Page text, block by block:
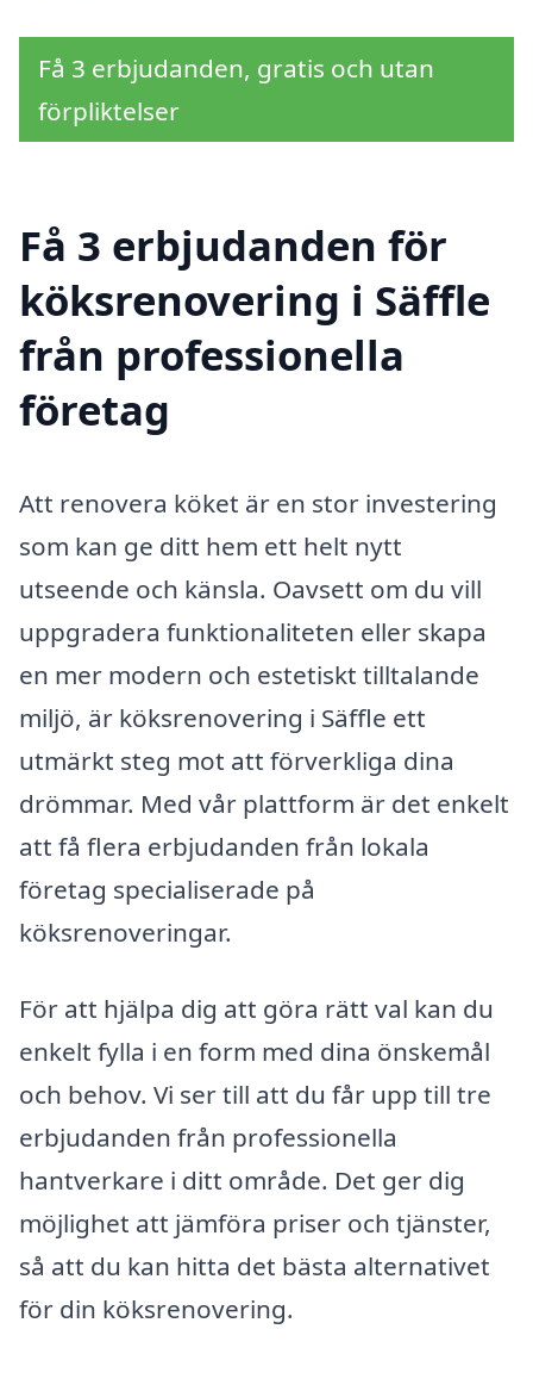
Få 3 erbjudanden, gratis och utan
förpliktelser
Få 3 erbjudanden för
köksrenovering i Säffle
från professionella
företag
Att renovera köket är en stor investering
som kan ge ditt hem ett helt nytt
utseende och känsla. Oavsett om du vill
uppgradera funktionaliteten eller skapa
en mer modern och estetiskt tilltalande
miljö, är köksrenovering i Säffle ett
utmärkt steg mot att förverkliga dina
drömmar. Med vår plattform är det enkelt
att få flera erbjudanden från lokala
företag specialiserade på
köksrenoveringar.
För att hjälpa dig att göra rätt val kan du
enkelt fylla i en form med dina önskemål
och behov. Vi ser till att du får upp till tre
erbjudanden från professionella
hantverkare i ditt område. Det ger dig
möjlighet att jämföra priser och tjänster,
så att du kan hitta det bästa alternativet
för din köksrenovering.